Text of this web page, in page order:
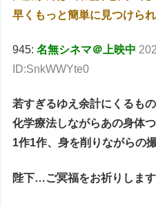
早くもっと簡単に見つけら
945:名無シネマ＠上映中
ID:SnkWWYte0
若すぎるゆえ余計にくるも
化学療法しながらあの身体
1作1作、身を削りながらの
陛下…ご冥福をお祈りします